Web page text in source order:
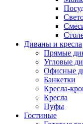
Диваны и кресла
Прямые
Угловые
Офисные
Банкетки
Кресла-
Кресла
Пуфы
Гостиные